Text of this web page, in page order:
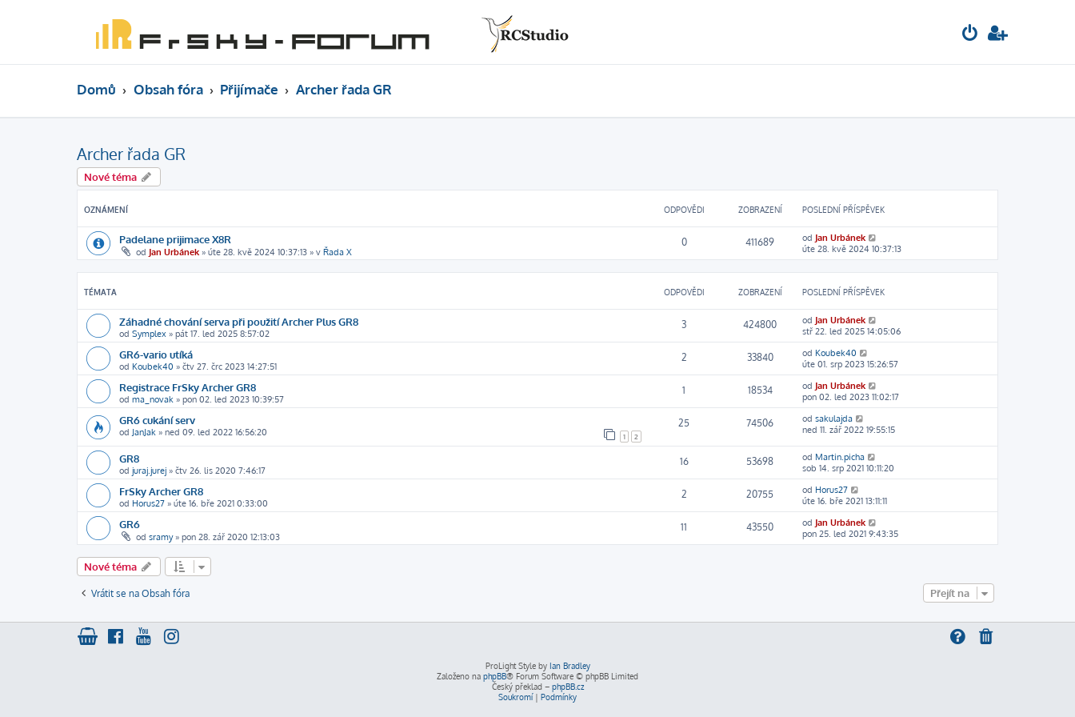
Domů Obsah fóra Přijímače Archer řada GR
Archer řada GR
Nové téma
OZNÁMENÍ ODPOVĚDI ZOBRAZENÍ POSLEDNÍ PŘÍSPĚVEK
Padelane prijimace X8R
od Jan Urbánek » úte 28. kvě 2024 10:37:13 » v Řada X
0 411689 od Jan Urbánek
úte 28. kvě 2024 10:37:13
TÉMATA ODPOVĚDI ZOBRAZENÍ POSLEDNÍ PŘÍSPĚVEK
Záhadné chování serva při použití Archer Plus GR8
od Symplex » pát 17. led 2025 8:57:02
3 424800 od Jan Urbánek
stř 22. led 2025 14:05:06
GR6-vario utíká
od Koubek40 » čtv 27. črc 2023 14:27:51
2 33840 od Koubek40
úte 01. srp 2023 15:26:57
Registrace FrSky Archer GR8
od ma_novak » pon 02. led 2023 10:39:57
1 18534 od Jan Urbánek
pon 02. led 2023 11:02:17
GR6 cukání serv
od JanJak » ned 09. led 2022 16:56:20 1 2
25 74506 od sakulajda
ned 11. zář 2022 19:55:15
GR8
od juraj.jurej » čtv 26. lis 2020 7:46:17
16 53698 od Martin.picha
sob 14. srp 2021 10:11:20
FrSky Archer GR8
od Horus27 » úte 16. bře 2021 0:33:00
2 20755 od Horus27
úte 16. bře 2021 13:11:11
GR6
od sramy» pon 28. zář 2020 12:13:03
11 43550 od Jan Urbánek
pon 25. led 2021 9:43:35
Nové téma
Vrátit se na Obsah fóra Přejít na
ProLight Style by Ian Bradley
Založeno na phpBB® Forum Software © phpBB Limited
Český překlad – phpBB.cz
Soukromí| Podmínky